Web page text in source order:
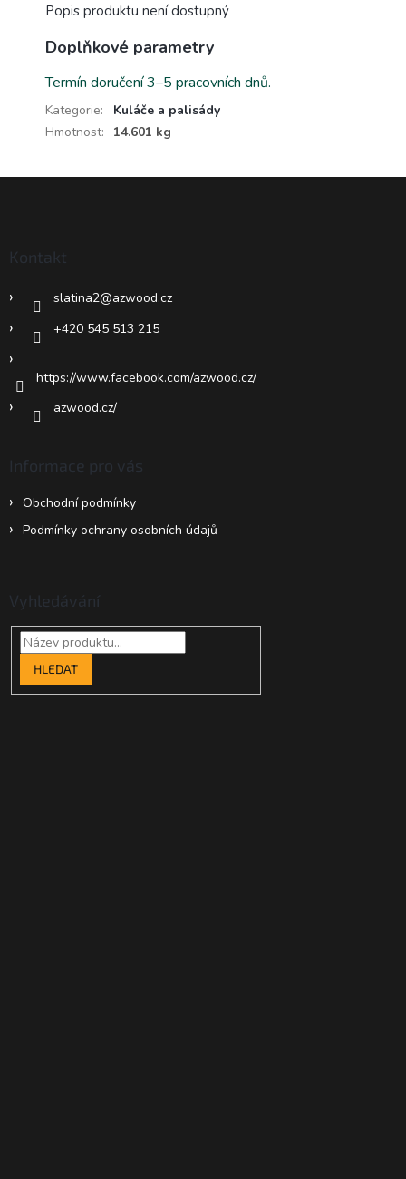
Popis produktu není dostupný
Doplňkové parametry
Termín doručení 3–5 pracovních dnů.
Kategorie:
Kuláče a palisády
Hmotnost: 14.601 kg
Kontakt
slatina2@azwood.cz
+420 545 513 215
https://www.facebook.com/azwood.cz/
azwood.cz/
Informace pro vás
Obchodní podmínky
Podmínky ochrany osobních údajů
Vyhledávání
HLEDAT